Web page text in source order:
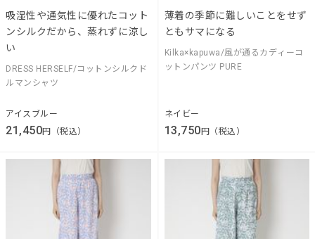
吸湿性や通気性に優れたコット
ンシルクだから、蒸れずに涼し
い
DRESS HERSELF/コットンシルクド
ルマンシャツ
アイスブルー
21,450円（税込）
薄着の季節に難しいことをせず
ともサマになる
Kilka×kapuwa/風が通るカディーコ
ットンパンツ PURE
ネイビー
13,750円（税込）